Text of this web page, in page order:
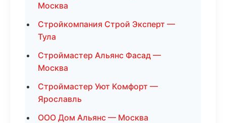
Москва
Стройкомпания Строй Эксперт —
Тула
Строймастер Альянс Фасад —
Москва
Строймастер Уют Комфорт —
Ярославль
ООО Дом Альянс — Москва